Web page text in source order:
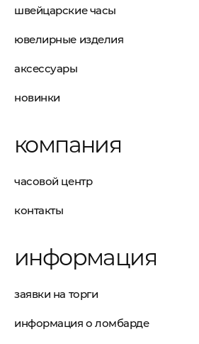
швейцарские часы
ювелирные изделия
аксессуары
новинки
компания
часовой центр
контакты
информация
заявки на торги
информация о ломбарде